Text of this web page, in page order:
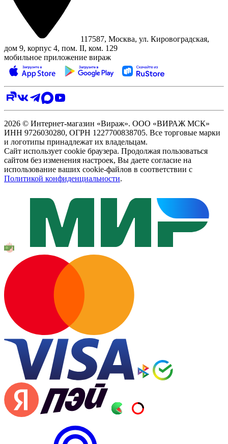
117587, Москва, ул. Кировоградская,
дом 9, корпус 4, пом. II, ком. 129
мобильное приложение вираж
2026 © Интернет-магазин «Вираж». ООО «ВИРАЖ МСК»
ИНН 9726030280, ОГРН 1227700838705. Все торговые марки
и логотипы принадлежат их владельцам.
Сайт использует cookie браузера. Продолжая пользоваться
сайтом без изменения настроек, Вы даете согласие на
использование ваших cookie-файлов в соответствии с
Политикой конфиденциальности.